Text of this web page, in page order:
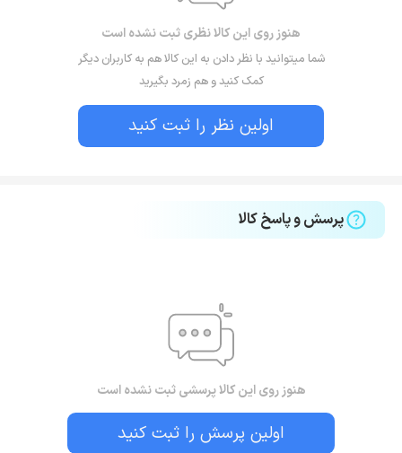
هنوز روی این کالا نظری ثبت نشده است
شما میتوانید با نظر دادن به این کالا هم به کاربران دیگر
کمک کنید و هم زمرد بگیرید
اولین نظر را ثبت کنید
پرسش و پاسخ کالا
هنوز روی این کالا پرسشی ثبت نشده است
اولین پرسش را ثبت کنید